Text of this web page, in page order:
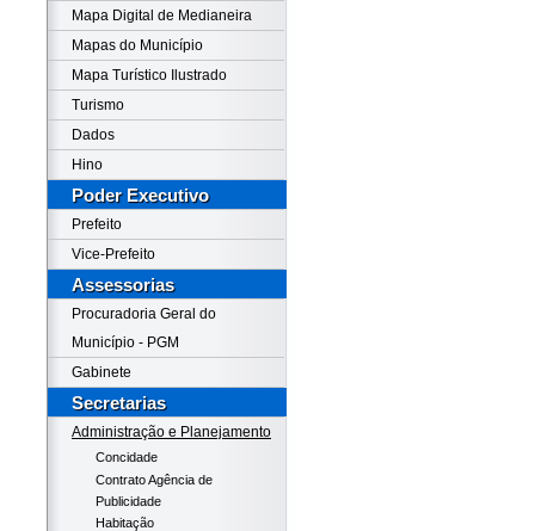
Mapa Digital de Medianeira
Mapas do Município
Mapa Turístico Ilustrado
Turismo
Dados
Hino
Poder Executivo
Prefeito
Vice-Prefeito
Assessorias
Procuradoria Geral do
Município - PGM
Gabinete
Secretarias
Administração e Planejamento
Concidade
Contrato Agência de
Publicidade
Habitação